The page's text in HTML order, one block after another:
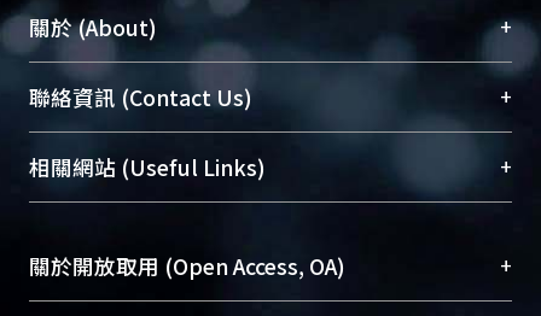
關於 (About) +
臺大位居世界頂尖大學之列，為永久珍藏及向國際
展現本校豐碩的研究成果及學術能量，圖書館整合
機構典藏（NTUR）與學術庫（AH）不同功能平
台，成為臺大學術典藏NTU scholars。期能整合研
成果。
To permanently archive and promote researcher
聯絡資訊 (Contact Us) +
總館學科館員(Main Library)
醫學圖書館學科館員(Medical Library)
Sciences Library)
相關網站 (Useful Links) +
關於開放取用 (Open Access, OA) +